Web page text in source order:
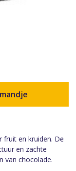
fruit en kruiden. De
en zachte
van chocolade.